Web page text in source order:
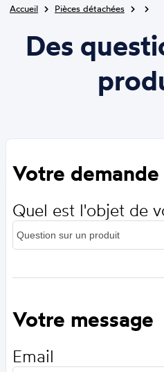
Accueil Pièces détachées
Des
Votre demande
Quel est l'objet de
Votre message
Email